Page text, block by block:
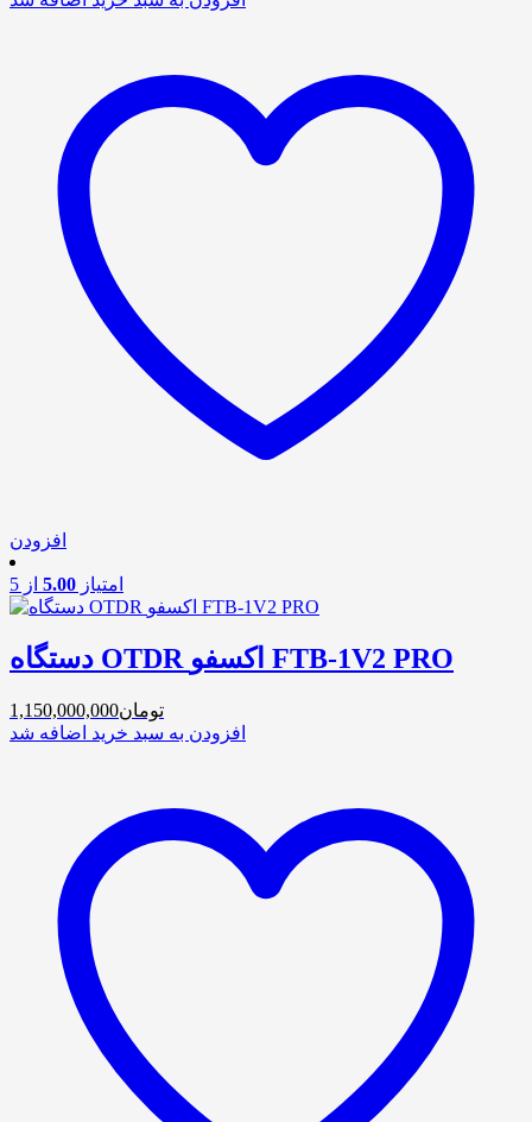
افزودن
امتیاز 5.00 از 5
دستگاه OTDR اکسفو FTB-1V2 PRO
تومان1,150,000,000
افزودن به سبد خرید اضافه شد